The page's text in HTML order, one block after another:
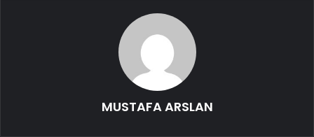
MUSTAFA ARSLAN